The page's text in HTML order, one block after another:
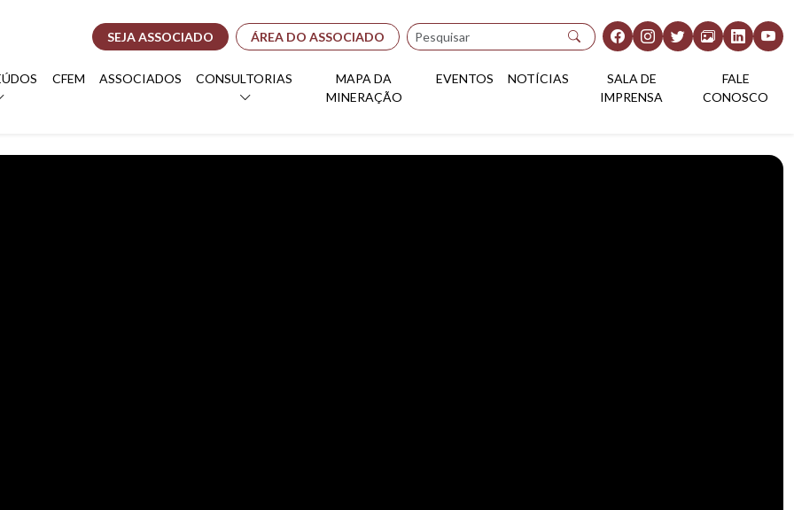
SEJA ASSOCIADO ÁREA DO ASSOCIADO Pesquisar
CFEM ASSOCIADOS CONSULTORIAS
MAPA DA
MINERAÇÃO
EVENTOS NOTÍCIAS
SALA DE
IMPRENSA
FALE
CONOSCO